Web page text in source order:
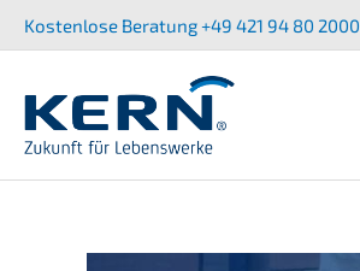
Inhalt
Kostenlose Beratung +49 421 94 80 2000